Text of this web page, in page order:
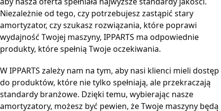
Niezależnie od tego, czy potrzebujesz zastąpić stary
amortyzator, czy szukasz rozwiązania, które poprawi
wydajność Twojej maszyny, IPPARTS ma odpowiednie
produkty, które spełnią Twoje oczekiwania.
W IPPARTS zależy nam na tym, aby nasi klienci mieli dostęp
do produktów, które nie tylko spełniają, ale przekraczają
standardy branżowe. Dzięki temu, wybierając nasze
amortyzatory, możesz być pewien, że Twoje maszyny będą